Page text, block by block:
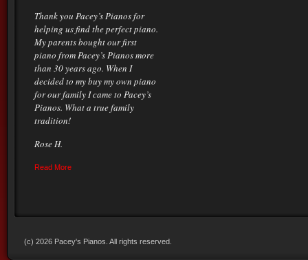
Thank you Pacey’s Pianos for
helping us find the perfect piano.
My parents bought our first
piano from Pacey’s Pianos more
than 30 years ago. When I
decided to my buy my own piano
for our family I came to Pacey’s
Pianos. What a true family
tradition!
Rose H.
Read More
(c) 2026 Pacey's Pianos. All rights reserved.